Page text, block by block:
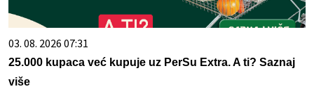
03. 08. 2026 07:31
25.000 kupaca već kupuje uz PerSu Extra. A ti? Saznaj
više